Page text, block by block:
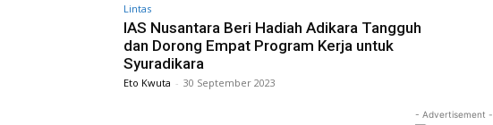
Lintas
IAS Nusantara Beri Hadiah Adikara Tangguh
dan Dorong Empat Program Kerja untuk
Syuradikara
Eto Kwuta - 30 September 2023
- Advertisement -